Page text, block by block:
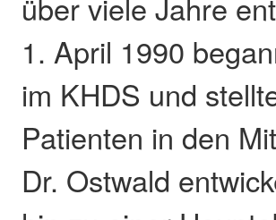
1. April 1990
im KHDS und
Patienten in den
Dr. Ostwald